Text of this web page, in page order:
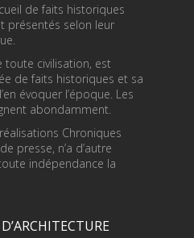
de faits historiques
présentés selon leur
toute civilisation, est
de faits historiques et sa
évoquer l’époque. Les
abondamment.
Chroniques
presse, n’a d’autre
indépendance la